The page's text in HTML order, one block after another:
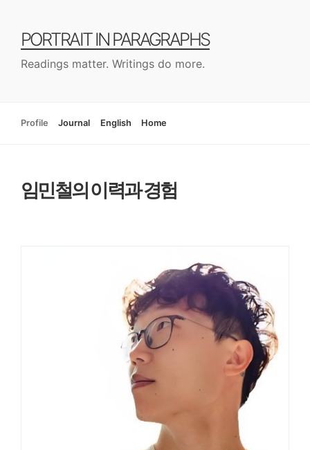
PORTRAIT IN PARAGRAPHS
Readings matter. Writings do more.
Profile Journal English Home
임민철의 이력과 경험